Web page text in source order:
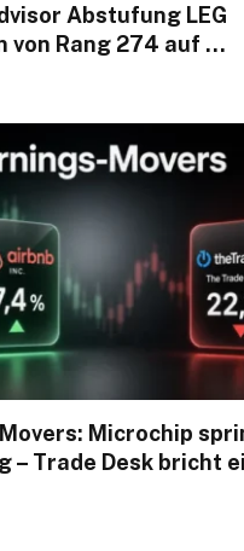
Abstufung LEG
von Rang 274 auf …
Microchip
– Trade Desk bricht